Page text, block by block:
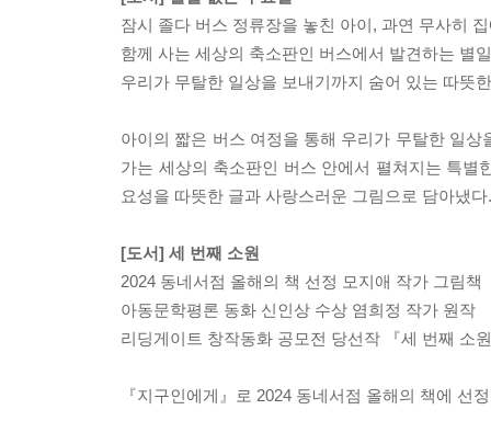
잠시 졸다 버스 정류장을 놓친 아이, 과연 무사히
함께 사는 세상의 축소판인 버스에서 발견하는 별
우리가 무탈한 일상을 보내기까지 숨어 있는 따뜻
아이의 짧은 버스 여정을 통해 우리가 무탈한 일
가는 세상의 축소판인 버스 안에서 펼쳐지는 특
요성을 따뜻한 글과 사랑스러운 그림으로 담아냈다.
[도서] 세 번째 소원
2024 동네서점 올해의 책 선정 모지애 작가 그림책
아동문학평론 동화 신인상 수상 염희정 작가 원작
리딩게이트 창작동화 공모전 당선작 『세 번째 소
『지구인에게』로 2024 동네서점 올해의 책에